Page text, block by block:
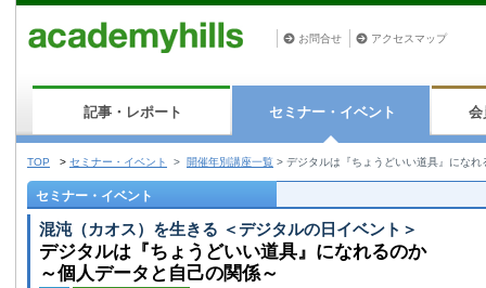
お問合せ アクセスマップ
記事・レポート セミナー・イベント 会
TOP > セミナー・イベント > 開催年別講座一覧 > デジタルは『ちょうどいい道具』にな
セミナー・イベント
混沌（カオス）を生きる ＜デジタルの日イベント＞
デジタルは『ちょうどいい道具』になれるのか
～個人データと自己の関係～